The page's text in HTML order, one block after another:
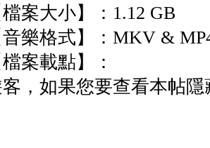
檔案大小】：1.12 GB
音樂格式】：MKV &
檔案載點】：
，如果您要查看本帖隱